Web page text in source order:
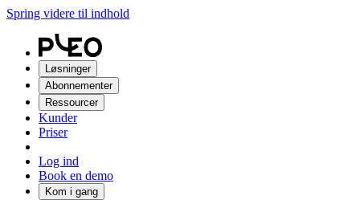
Spring videre til indhold
Løsninger
Abonnementer
Ressourcer
Kunder
Priser
Log ind
Book en demo
Kom i gang